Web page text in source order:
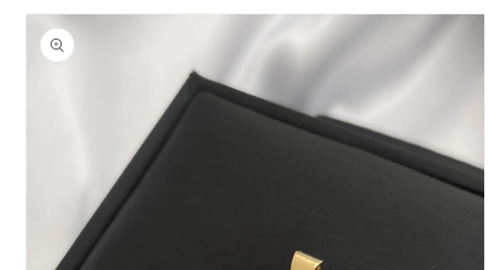
directamente
a la
información